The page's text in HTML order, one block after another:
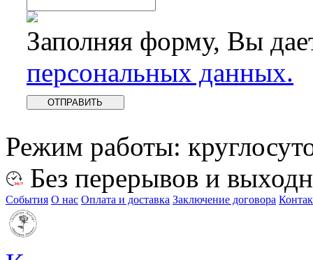
Заполняя форму, Вы
персональных данных.
Режим работы:
Без перерывов и
События О нас Оплата и доставка Заключение договора